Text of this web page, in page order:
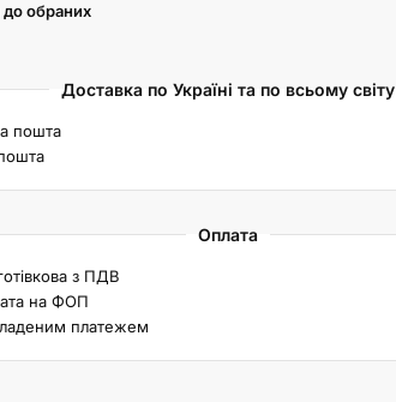
обраних
Доставка по Україні та по всьому світу
пошта
Оплата
з ПДВ
на ФОП
платежем